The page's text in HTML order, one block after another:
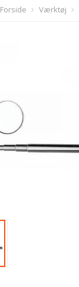
Forside Værktøj